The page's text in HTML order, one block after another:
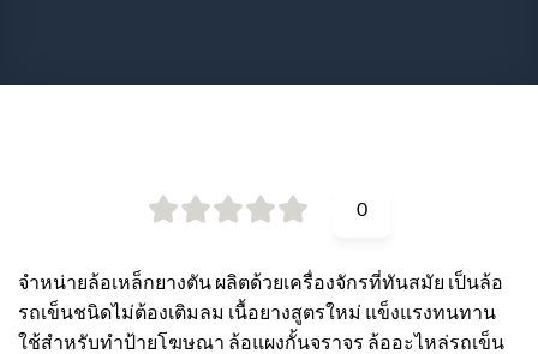
0
จำหน่ายล้อเหล็กยางตัน ผลิตด้วยเครื่องจักรที่ทันสมัย เป็นล้อ
รถเข็นชนิดไม่ต้องเติมลม เนื้อยางสูตรใหม่ แข็งแรงทนทาน
ใช้สำหรับทำป้ายโฆษณา ล้อแผงกั้นจราจร ล้ออะไหล่รถเข็น